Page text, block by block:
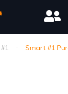
#1 Smart #1